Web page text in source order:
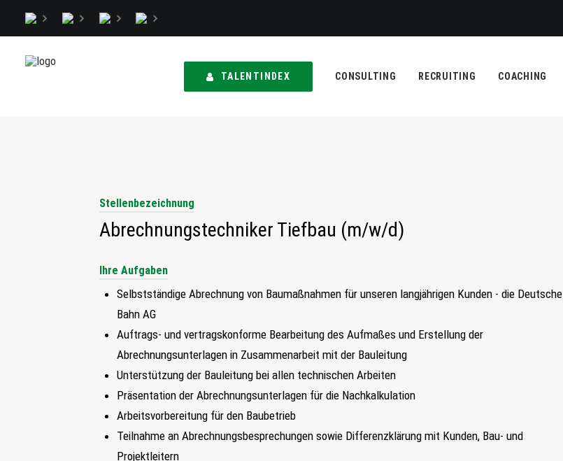
TALENTINDEX CONSULTING RECRUITING COACHING
Stellenbezeichnung
Abrechnungstechniker Tiefbau (m/w/d)
Ihre Aufgaben
Selbstständige Abrechnung von Baumaßnahmen für unseren langjährigen Kunden - die Deutsche
Bahn AG
Auftrags- und vertragskonforme Bearbeitung des Aufmaßes und Erstellung der
Abrechnungsunterlagen in Zusammenarbeit mit der Bauleitung
Unterstützung der Bauleitung bei allen technischen Arbeiten
Präsentation der Abrechnungsunterlagen für die Nachkalkulation
Arbeitsvorbereitung für den Baubetrieb
Teilnahme an Abrechnungsbesprechungen sowie Differenzklärung mit Kunden, Bau- und
Projektleitern